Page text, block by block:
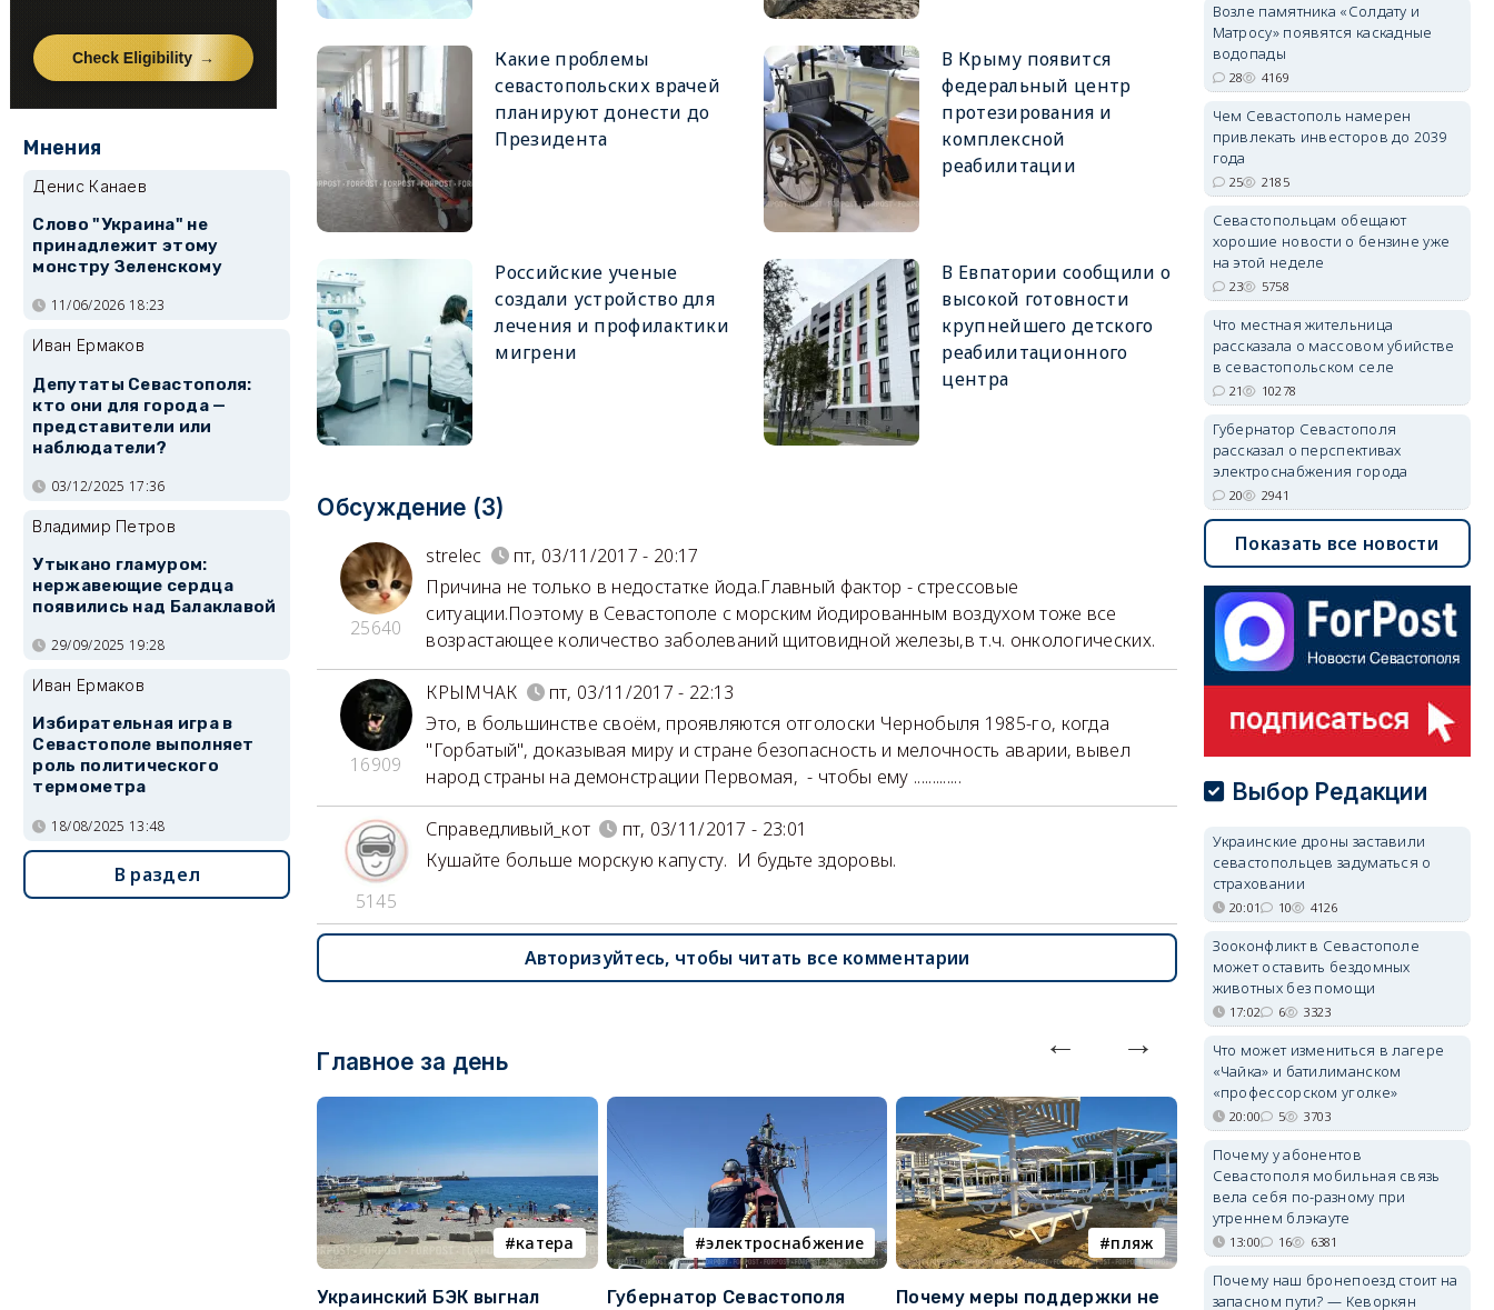
Какие проблемы
севастопольских врачей
планируют донести до
Президента
В Крыму появится
федеральный центр
протезирования и
комплексной
реабилитации
Российские ученые
создали устройство для
лечения и профилактики
мигрени
В Евпатории сообщили о
высокой готовности
крупнейшего детского
реабилитационного
центра
Обсуждение (3)
25640
strelec
пт, 03/11/2017 - 20:17
Причина не только в недостатке йода.Главный фактор - стрессовые
ситуации.Поэтому в Севастополе с морским йодированным воздухом тоже все
возрастающее количество заболеваний щитовидной железы,в т.ч. онкологических.
16909
КРЫМЧАК
пт, 03/11/2017 - 22:13
Это, в большинстве своём, проявляются отголоски Чернобыля 1985-го, когда
"Горбатый", доказывая миру и стране безопасность и мелочность аварии, вывел
народ страны на демонстрации Первомая, - чтобы ему .............
5145
Справедливый_кот
пт, 03/11/2017 - 23:01
Кушайте больше морскую капусту. И будьте здоровы.
Авторизуйтесь, чтобы читать все комментарии
Главное за день
катера
Украинский БЭК выгнал
электроснабжение
Губернатор Севастополя
пляж
Почему меры поддержки не
Украинские дроны заставили
Мнения
Денис Канаев
Слово "Украина" не
принадлежит этому
монстру Зеленскому
11/06/2026 18:23
Иван Ермаков
Депутаты Севастополя:
кто они для города —
представители или
наблюдатели?
03/12/2025 17:36
Владимир Петров
Утыкано гламуром:
нержавеющие сердца
появились над Балаклавой
29/09/2025 19:28
Иван Ермаков
Избирательная игра в
Севастополе выполняет
роль политического
термометра
18/08/2025 13:48
В раздел
Возле памятника «Солдату и
Матросу» появятся каскадные
водопады
28 4169
Чем Севастополь намерен
привлекать инвесторов до 2039
года
25 2185
Севастопольцам обещают
хорошие новости о бензине уже
на этой неделе
23 5758
Что местная жительница
рассказала о массовом убийстве
в севастопольском селе
21 10278
Губернатор Севастополя
рассказал о перспективах
электроснабжения города
20 2941
Показать все новости
Выбор Редакции
Украинские дроны заставили
севастопольцев задуматься о
страховании
20:01 10 4126
Зооконфликт в Севастополе
может оставить бездомных
животных без помощи
17:02 6 3323
Что может измениться в лагере
«Чайка» и батилиманском
«профессорском уголке»
20:00 5 3703
Почему у абонентов
Севастополя мобильная связь
вела себя по-разному при
утреннем блэкауте
13:00 16 6381
Почему наш бронепоезд стоит на
запасном пути? — Кеворкян